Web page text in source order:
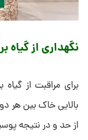
نگهداری از گیاه
برای مراقبت از
بالایی خاک بین هر
از حد و در نتیجه